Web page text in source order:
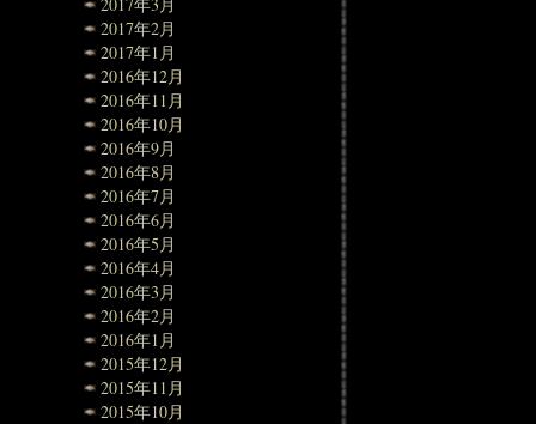
2017年2月
2017年1月
2016年12月
2016年11月
2016年10月
2016年9月
2016年8月
2016年7月
2016年6月
2016年5月
2016年4月
2016年3月
2016年2月
2016年1月
2015年12月
2015年11月
2015年10月